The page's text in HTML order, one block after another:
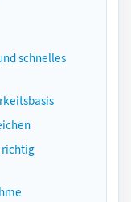
schnelles
richtig